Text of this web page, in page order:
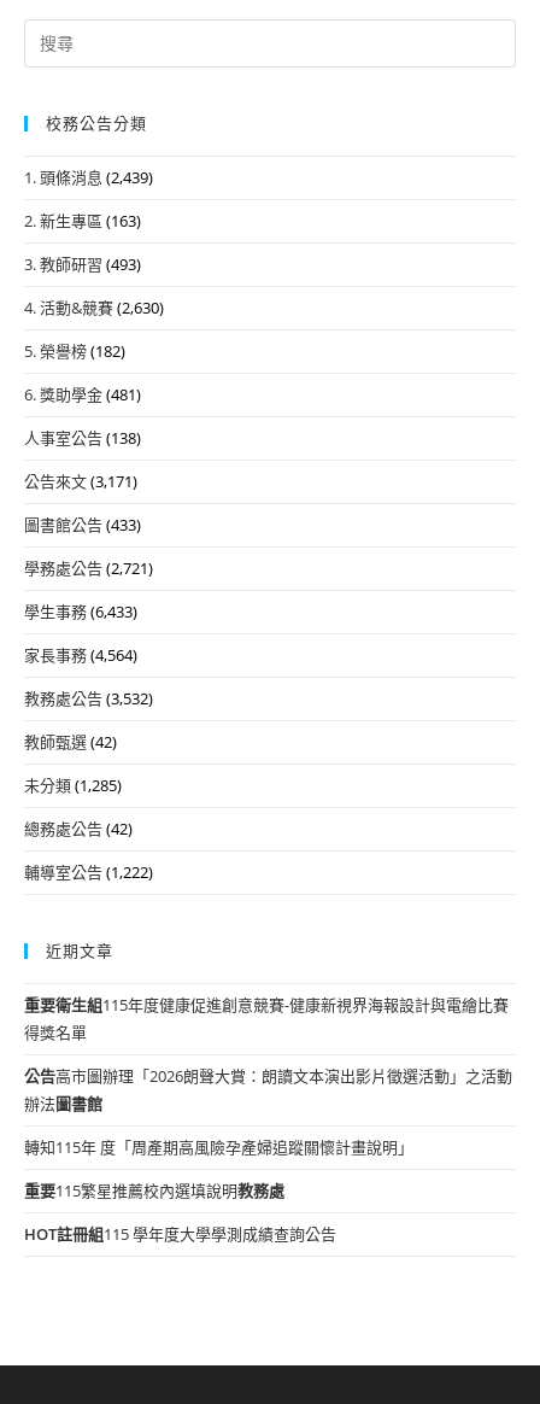
Search
for:
校務公告分類
1. 頭條消息 (2,439)
2. 新生專區 (163)
3. 教師研習 (493)
4. 活動&競賽(2,630)
5. 榮譽榜(182)
6. 獎助學金(481)
人事室公告(138)
公告來文(3,171)
圖書館公告(433)
學務處公告(2,721)
學生事務(6,433)
家長事務(4,564)
教務處公告(3,532)
教師甄選(42)
未分類(1,285)
總務處公告(42)
輔導室公告(1,222)
近期文章
重要衛生組115年度健康促進創意競賽-健康新視界海報設計與電繪比賽
得獎名單
公告高市圖辦理「2026朗聲大賞：朗讀文本演出影片徵選活動」之活動
辦法圖書館
轉知115年 度「周產期高風險孕產婦追蹤關懷計畫說明」
重要115繁星推薦校內選填說明教務處
HOT註冊組115 學年度大學學測成績查詢公告